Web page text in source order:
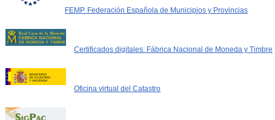
FEMP. Federación Española de Municipios y Provincias
Certificados digitales: Fábrica Nacional de Moneda y Timbre
Oficina virtual del Catastro